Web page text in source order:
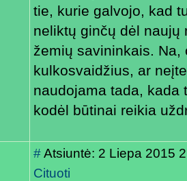
tie, kurie galvojo, kad
neliktų ginčų dėl naujų
žemių savininkais.
kulkosvaidžius, ar
naudojama tada, kada
kodėl būtinai reikia
#Atsiuntė: 2 Liepa 2015
Cituoti